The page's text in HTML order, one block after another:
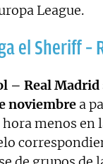
League.
el Sheriff –
– Real Madrid
noviembre a
menos en